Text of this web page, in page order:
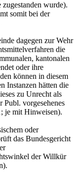
wurde).
somit bei der
dagegen zur Wehr
die
kantonalen
oder ihre
können in diesem
Instanzen hätten die
zu Unrecht als
Publ. vorgesehenes
je mit Hinweisen).
oder
das Bundesgericht
der Willkür